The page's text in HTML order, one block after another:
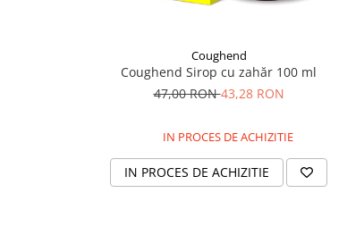
Coughend
Coughend Sirop cu zahăr 100 ml
47,00 RON43,28 RON
IN PROCES DE ACHIZITIE
IN PROCES DE ACHIZITIE